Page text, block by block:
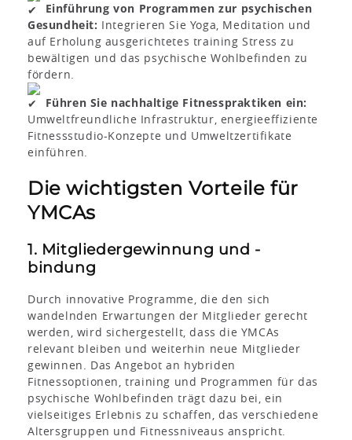
Einführung von Programmen zur psychischen
Gesundheit: Integrieren Sie Yoga, Meditation und
auf Erholung ausgerichtetes training Stress zu
bewältigen und das psychische Wohlbefinden zu
fördern.
Führen Sie nachhaltige Fitnesspraktiken ein:
Umweltfreundliche Infrastruktur, energieeffiziente
Fitnessstudio-Konzepte und Umweltzertifikate
einführen.
Die wichtigsten Vorteile für
YMCAs
1. Mitgliedergewinnung und -
bindung
Durch innovative Programme, die den sich
wandelnden Erwartungen der Mitglieder gerecht
werden, wird sichergestellt, dass die YMCAs
relevant bleiben und weiterhin neue Mitglieder
gewinnen. Das Angebot an hybriden
Fitnessoptionen, training und Programmen für das
psychische Wohlbefinden trägt dazu bei, ein
vielseitiges Erlebnis zu schaffen, das verschiedene
Altersgruppen und Fitnessniveaus anspricht.